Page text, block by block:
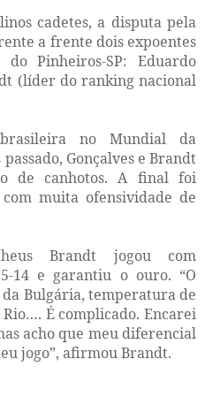
cadetes, a disputa pela
a frente dois expoentes
Pinheiros-SP: Eduardo
(líder do ranking nacional
no Mundial da
Gonçalves e Brandt
de canhotos. A final foi
muita ofensividade de
Brandt jogou com
14 e garantiu o ouro. “O
Bulgária, temperatura de
É complicado. Encarei
acho que meu diferencial
jogo”, afirmou Brandt.